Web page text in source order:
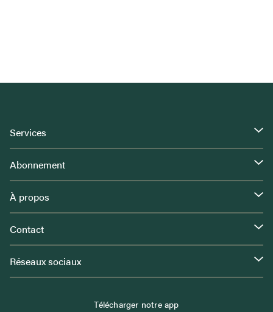
Services
Abonnement
À propos
Contact
Réseaux sociaux
Télécharger notre app